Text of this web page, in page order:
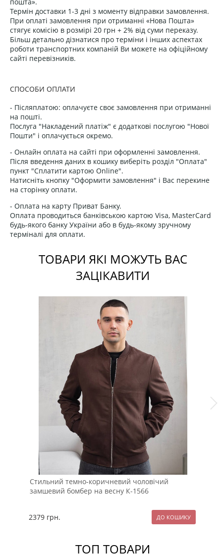
Термін доставки 1-3 дні з моменту відправки замовлення.
При оплаті замовлення при отриманні «Нова Пошта»
стягує комісію в розмірі 20 грн + 2% від суми переказу.
Більш детально дізнатися про терміни і інших аспектах
роботи транспортних компаній Ви можете на офіційному
сайті перевізників.
СПОСОБИ ОПЛАТИ
- Післяплатою: оплачуєте своє замовлення при отриманні
на пошті.
Послуга "Накладений платіж" є додаткові послугою "Нової
Пошти" і оплачується окремо.
- Онлайн оплата на сайті при оформленні замовлення.
Після введення даних в кошику виберіть розділ "Оплата"
пункт "Сплатити картою Online".
Натисніть кнопку "Оформити замовлення" і Вас перекине
на сторінку оплати.
- Оплата на карту Приват Банку.
Оплата проводиться банківською картою Visa, MasterCard
будь-якого банку України або в будь-якому зручному
терміналі для оплати.
ТОВАРИ ЯКІ МОЖУТЬ ВАС
ЗАЦІКАВИТИ
Стильний темно-коричневий чоловічий
замшевий бомбер на весну К-1566
2379 грн.
ТОП ТОВАРИ